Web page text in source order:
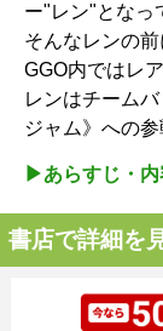
ー"レン"となっ
そんなレンの
GGO内ではレ
レンはチーム
ジャム》への
▶︎あらすじ・
書店で詳細を